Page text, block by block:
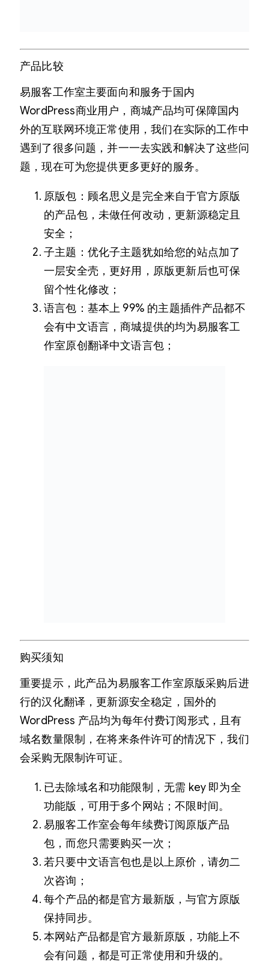
产品比较
易服客工作室主要面向和服务于国内
WordPress商业用户，商城产品均可保障国内
外的互联网环境正常使用，我们在实际的工作中
遇到了很多问题，并一一去实践和解决了这些问
题，现在可为您提供更多更好的服务。
原版包：顾名思义是完全来自于官方原版
的产品包，未做任何改动，更新源稳定且
安全；
子主题：优化子主题犹如给您的站点加了
一层安全壳，更好用，原版更新后也可保
留个性化修改；
语言包：基本上 99% 的主题插件产品都不
会有中文语言，商城提供的均为易服客工
作室原创翻译中文语言包；
购买须知
重要提示，此产品为易服客工作室原版采购后进
行的汉化翻译，更新源安全稳定，国外的
WordPress 产品均为每年付费订阅形式，且有
域名数量限制，在将来条件许可的情况下，我们
会采购无限制许可证。
已去除域名和功能限制，无需 key 即为全
功能版，可用于多个网站；不限时间。
易服客工作室会每年续费订阅原版产品
包，而您只需要购买一次；
若只要中文语言包也是以上原价，请勿二
次咨询；
每个产品的都是官方最新版，与官方原版
保持同步。
本网站产品都是官方最新原版，功能上不
会有问题，都是可正常使用和升级的。